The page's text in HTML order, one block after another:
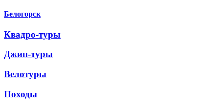
Белогорск
Квадро-туры
Джип-туры
Велотуры
Походы